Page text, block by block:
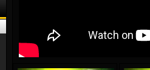
30 January
Dhoraso Moreo KLAS
04